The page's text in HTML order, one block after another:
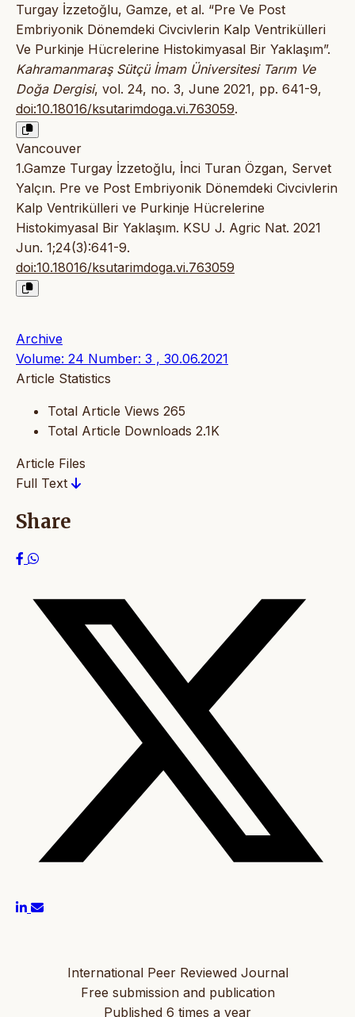
Turgay İzzetoğlu, Gamze, et al. “Pre Ve Post
Embriyonik Dönemdeki Civcivlerin Kalp Ventrikülleri
Ve Purkinje Hücrelerine Histokimyasal Bir Yaklaşım”.
Kahramanmaraş Sütçü İmam Üniversitesi Tarım Ve
Doğa Dergisi, vol. 24, no. 3, June 2021, pp. 641-9,
doi:10.18016/ksutarimdoga.vi.763059.
Vancouver
1.Gamze Turgay İzzetoğlu, İnci Turan Özgan, Servet
Yalçın. Pre ve Post Embriyonik Dönemdeki Civcivlerin
Kalp Ventrikülleri ve Purkinje Hücrelerine
Histokimyasal Bir Yaklaşım. KSU J. Agric Nat. 2021
Jun. 1;24(3):641-9.
doi:10.18016/ksutarimdoga.vi.763059
Archive
Volume: 24 Number: 3 , 30.06.2021
Article Statistics
Total Article Views 265
Total Article Downloads 2.1K
Article Files
Full Text
Share
International Peer Reviewed Journal
Free submission and publication
Published 6 times a year